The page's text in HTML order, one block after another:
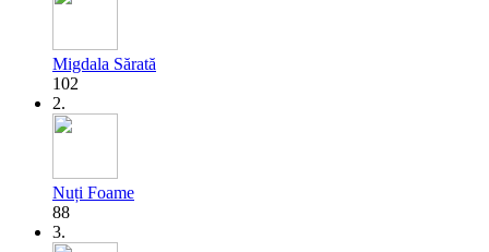
Migdala Sărată
102
2.
Nuți Foame
88
3.